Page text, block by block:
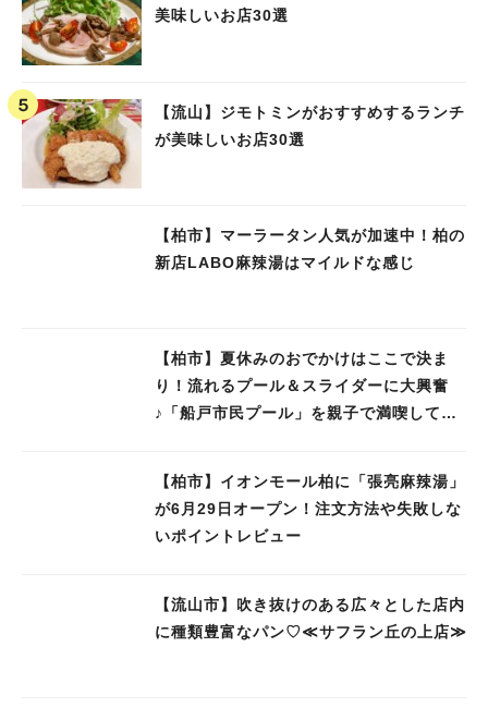
美味しいお店30選
【流山】ジモトミンがおすすめするランチ
が美味しいお店30選
【柏市】マーラータン人気が加速中！柏の
新店LABO麻辣湯はマイルドな感じ
【柏市】夏休みのおでかけはここで決ま
り！流れるプール＆スライダーに大興奮
♪「船戸市民プール」を親子で満喫してき
【柏市】イオンモール柏に「張亮麻辣湯」
が6月29日オープン！注文方法や失敗しな
いポイントレビュー
【流山市】吹き抜けのある広々とした店内
に種類豊富なパン♡≪サフラン丘の上店≫